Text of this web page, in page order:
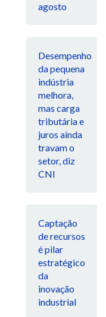
agosto
Desempenho
da pequena
indústria
melhora,
mas carga
tributária e
juros ainda
travam o
setor, diz
CNI
Captação
de recursos
é pilar
estratégico
da
inovação
industrial